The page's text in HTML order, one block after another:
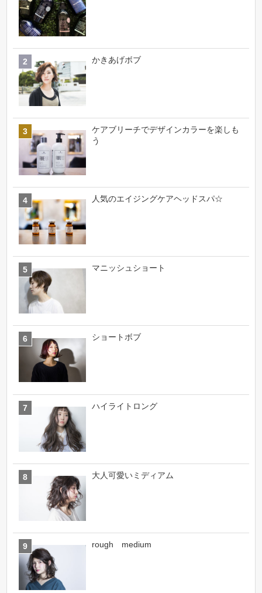
かきあげボブ
ケアブリーチでデザインカラーを楽しも
う
人気のエイジングケアヘッドスパ☆
マニッシュショート
ショートボブ
ハイライトロング
大人可愛いミディアム
rough medium